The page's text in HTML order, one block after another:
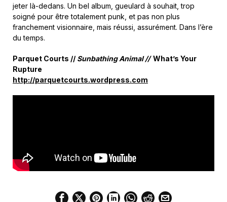
jeter là-dedans. Un bel album, gueulard à souhait, trop
soigné pour être totalement punk, et pas non plus
franchement visionnaire, mais réussi, assurément. Dans l’ère
du temps.
Parquet Courts // Sunbathing Animal //What’s Your
Rupture
http://parquetcourts.wordpress.com